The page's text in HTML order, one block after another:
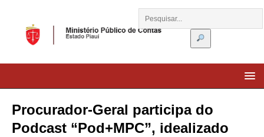
Procurador-Geral participa do
Podcast “Pod+MPC”, idealizado